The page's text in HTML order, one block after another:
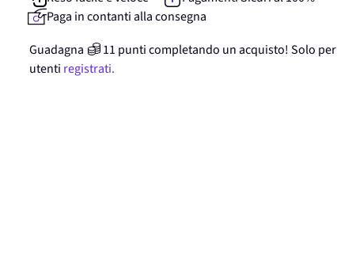
Paga in contanti alla consegna
Guadagna
11 punticompletando un acquisto! Solo per
utenti registrati.